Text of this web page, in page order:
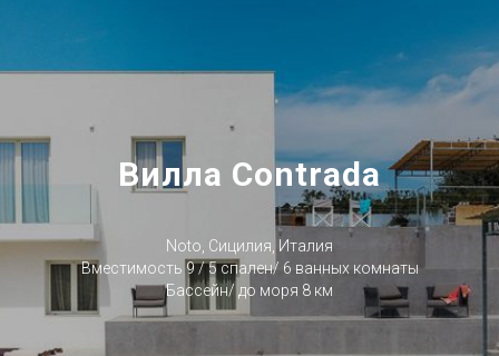
Вилла Contrada
Noto, Сицилия, Италия
Вместимость 9 / 5 спален/ 6 ванных комнаты
Бассейн/ до моря 8 км